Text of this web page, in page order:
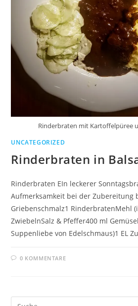
Rinderbraten mit Kartoffelpüree
UNCATEGORIZED
Rinderbraten in
Rinderbraten EIn leckerer
Aufmerksamkeit bei der Zubereitung
Griebenschmalz1 RinderbratenMehl
ZwiebelnSalz & Pfeffer400 ml
Suppenliebe von Edelschmaus)1 EL
0 KOMMENTARE